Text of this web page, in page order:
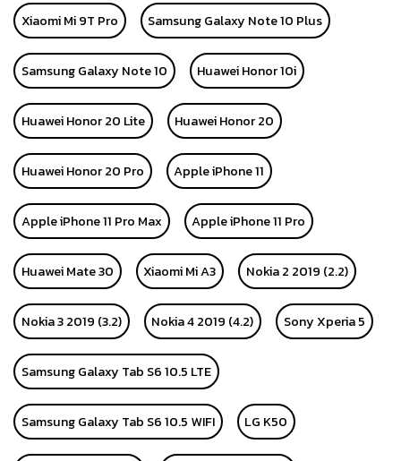
Xiaomi Mi 9T Pro Samsung Galaxy Note 10 Plus
Samsung Galaxy Note 10 Huawei Honor 10i
Huawei Honor 20 Lite Huawei Honor 20
Huawei Honor 20 Pro Apple iPhone 11
Apple iPhone 11 Pro Max Apple iPhone 11 Pro
Huawei Mate 30 Xiaomi Mi A3 Nokia 2 2019 (2.2)
Nokia 3 2019 (3.2) Nokia 4 2019 (4.2) Sony Xperia 5
Samsung Galaxy Tab S6 10.5 LTE
Samsung Galaxy Tab S6 10.5 WIFI LG K50